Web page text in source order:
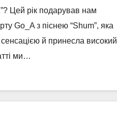
Цей рік подарував нам
Go_A з піснею “Shum”, яка
й принесла високий
ми…